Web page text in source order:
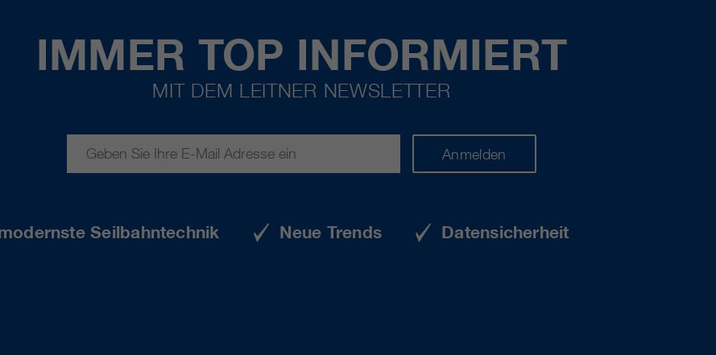
IMMER TOP INFORMIERT
MIT DEM LEITNER NEWSLETTER
Anmelden
Seilbahntechnik Neue Trends Datensicherheit